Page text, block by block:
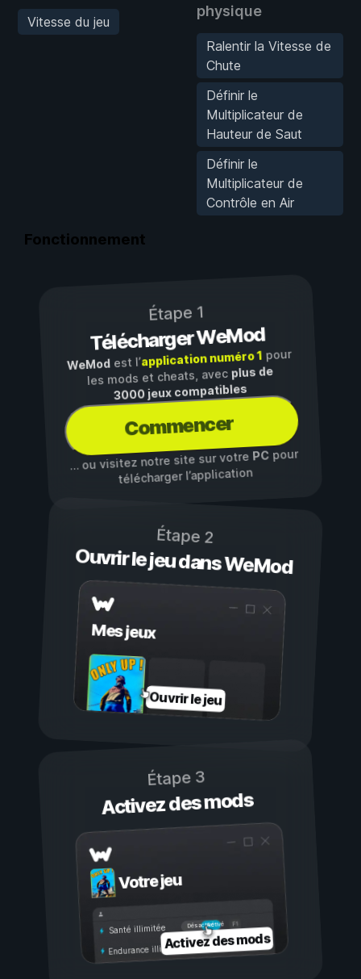
Vitesse du jeu
physique
Ralentir la Vitesse de
Chute
Définir le
Multiplicateur de
Hauteur de Saut
Définir le
Multiplicateur de
Contrôle en Air
Fonctionnement
Étape 1
Télécharger WeMod
WeModest l’application numéro 1pour
les mods et cheats, avec plus de
3000 jeux compatibles
Commencer
… ou visitez notre site sur votre PCpour
télécharger l’application
Étape 2
Ouvrir le jeu dans WeMod
Mes jeux
Ouvrir le jeu
Étape 3
Activez des mods
Votre jeu
Activé
Désactivé
Santé illimitée
Endurance illimitéeActivez des mods